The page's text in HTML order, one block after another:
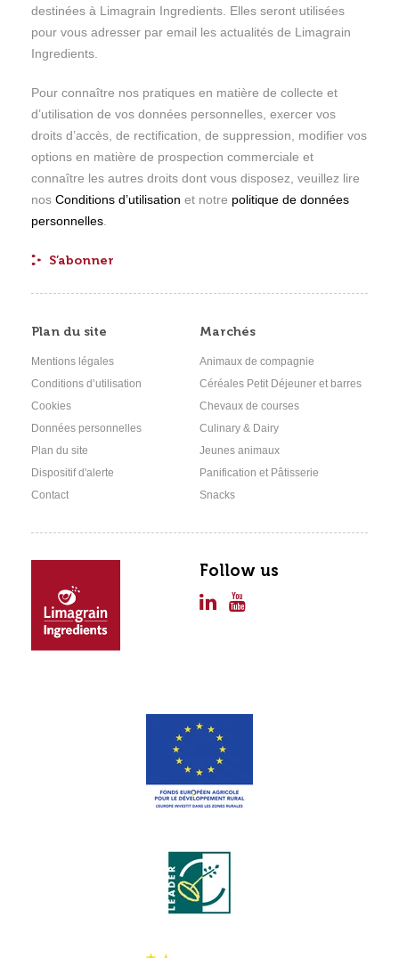
Follow us
Plan du site
Mentions légales
Conditions d’utilisation
Cookies
Données personnelles
Plan du site
Dispositif d'alerte
Contact
Marchés
Animaux de compagnie
Céréales Petit Déjeuner et barres
Chevaux de courses
Culinary & Dairy
Jeunes animaux
Panification et Pâtisserie
Snacks
destinées à Limagrain Ingredients. Elles seront utilisées
pour vous adresser par email les actualités de Limagrain
Ingredients.
Pour connaître nos pratiques en matière de collecte et
d’utilisation de vos données personnelles, exercer vos
droits d’accès, de rectification, de suppression, modifier vos
options en matière de prospection commerciale et
connaître les autres droits dont vous disposez, veuillez lire
nos Conditions d’utilisation et notre politique de données
personnelles